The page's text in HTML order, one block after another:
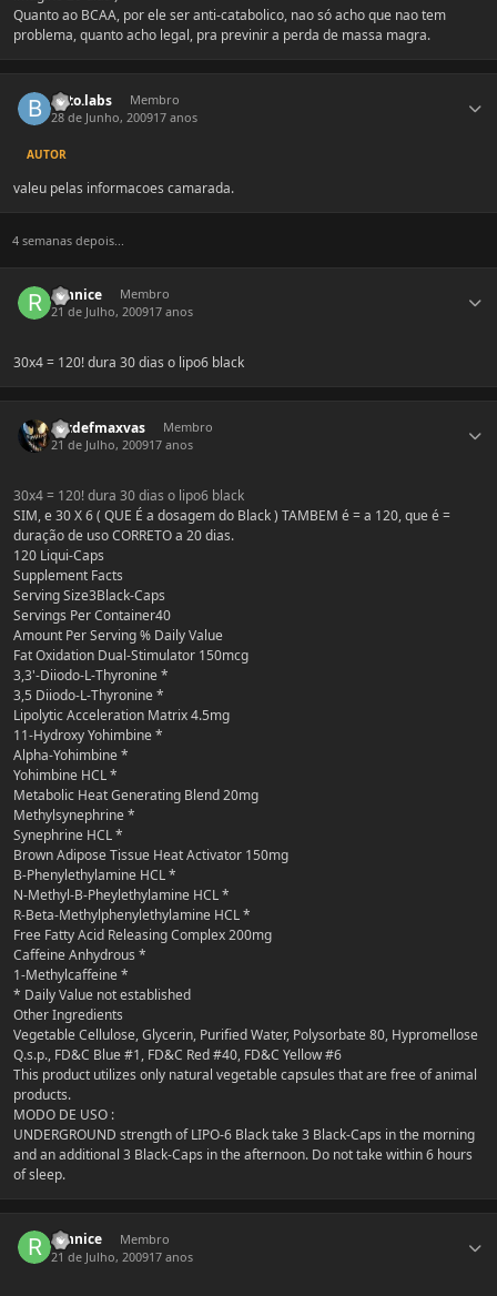
Quanto ao BCAA, por ele ser anti-catabolico, nao só acho que nao tem
problema, quanto acho legal, pra previnir a perda de massa magra.
beto.labs
Membro
28 de Junho, 200917 anos
AUTOR
valeu pelas informacoes camarada.
4 semanas depois...
runnice
Membro
21 de Julho, 200917 anos
30x4 = 120! dura 30 dias o lipo6 black
Extdefmaxvas
Membro
21 de Julho, 200917 anos
30x4 = 120! dura 30 dias o lipo6 black
SIM, e 30 X 6 ( QUE É a dosagem do Black ) TAMBEM é = a 120, que é =
duração de uso CORRETO a 20 dias.
120 Liqui-Caps
Supplement Facts
Serving Size3Black-Caps
Servings Per Container40
Amount Per Serving % Daily Value
Fat Oxidation Dual-Stimulator 150mcg
3,3'-Diiodo-L-Thyronine *
3,5 Diiodo-L-Thyronine *
Lipolytic Acceleration Matrix 4.5mg
11-Hydroxy Yohimbine *
Alpha-Yohimbine *
Yohimbine HCL *
Metabolic Heat Generating Blend 20mg
Methylsynephrine *
Synephrine HCL *
Brown Adipose Tissue Heat Activator 150mg
B-Phenylethylamine HCL *
N-Methyl-B-Pheylethylamine HCL *
R-Beta-Methylphenylethylamine HCL *
Free Fatty Acid Releasing Complex 200mg
Caffeine Anhydrous *
1-Methylcaffeine *
* Daily Value not established
Other Ingredients
Vegetable Cellulose, Glycerin, Purified Water, Polysorbate 80, Hypromellose
Q.s.p., FD&C Blue #1, FD&C Red #40, FD&C Yellow #6
This product utilizes only natural vegetable capsules that are free of animal
products.
MODO DE USO :
UNDERGROUND strength of LIPO-6 Black take 3 Black-Caps in the morning
and an additional 3 Black-Caps in the afternoon. Do not take within 6 hours
of sleep.
runnice
Membro
21 de Julho, 200917 anos